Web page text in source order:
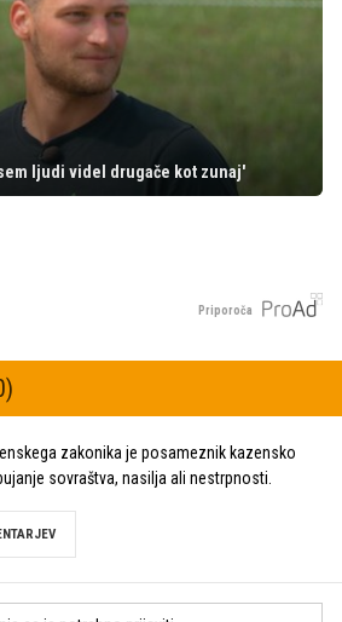
ljudi videl drugače kot zunaj'
Priporoča
zakonika je posameznik kazensko
sovraštva, nasilja ali nestrpnosti.